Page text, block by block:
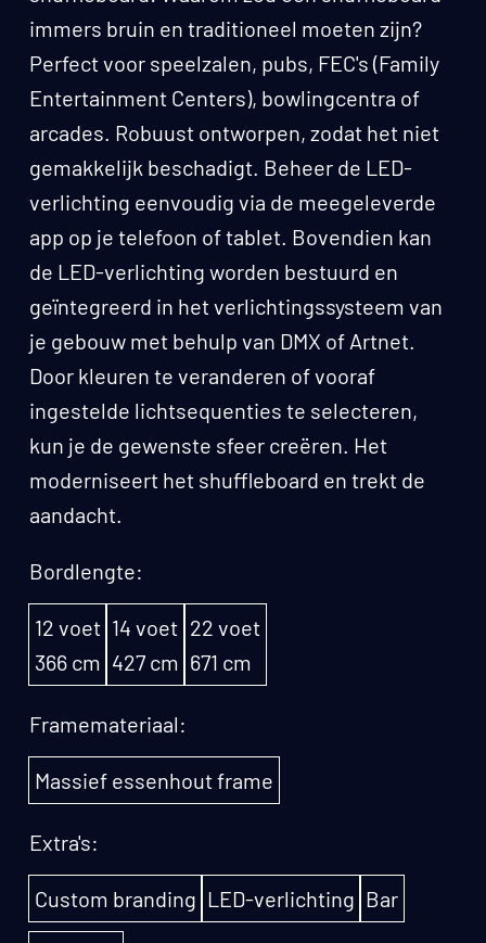
immers bruin en traditioneel moeten zijn?
Perfect voor speelzalen, pubs, FEC's (Family
Entertainment Centers), bowlingcentra of
arcades. Robuust ontworpen, zodat het niet
gemakkelijk beschadigt. Beheer de LED-
verlichting eenvoudig via de meegeleverde
app op je telefoon of tablet. Bovendien kan
de LED-verlichting worden bestuurd en
geïntegreerd in het verlichtingssysteem van
je gebouw met behulp van DMX of Artnet.
Door kleuren te veranderen of vooraf
ingestelde lichtsequenties te selecteren,
kun je de gewenste sfeer creëren. Het
moderniseert het shuffleboard en trekt de
aandacht.
Bordlengte:
12 voet
366 cm
14 voet
427 cm
22 voet
671 cm
Framemateriaal:
Massief essenhout frame
Extra's:
Custom branding LED-verlichting Bar